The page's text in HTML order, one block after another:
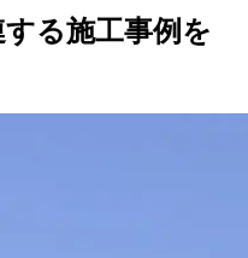
する施工事例を